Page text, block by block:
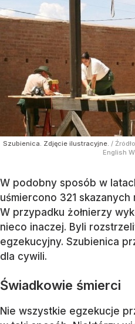
Szubienica. Zdjęcie ilustracyjne. /
English
W podobny sposób w
uśmiercono 321
W przypadku żołnierzy
nieco inaczej. Byli
egzekucyjny. Szubienica
dla cywili.
Świadkowie śmierci
Nie wszystkie egzekucje